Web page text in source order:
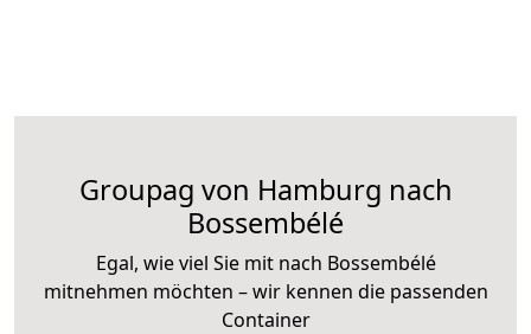
Groupag von Hamburg nach
Bossembélé
Egal, wie viel Sie mit nach Bossembélé
mitnehmen möchten – wir kennen die passenden
Container